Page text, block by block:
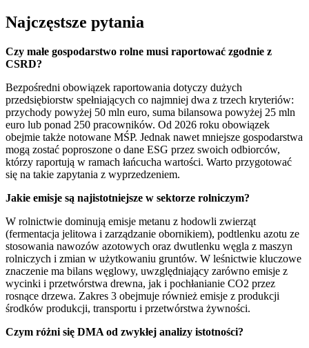
Najczęstsze pytania
Czy małe gospodarstwo rolne musi raportować zgodnie z
CSRD?
Bezpośredni obowiązek raportowania dotyczy dużych
przedsiębiorstw spełniających co najmniej dwa z trzech kryteriów:
przychody powyżej 50 mln euro, suma bilansowa powyżej 25 mln
euro lub ponad 250 pracowników. Od 2026 roku obowiązek
obejmie także notowane MŚP. Jednak nawet mniejsze gospodarstwa
mogą zostać poproszone o dane ESG przez swoich odbiorców,
którzy raportują w ramach łańcucha wartości. Warto przygotować
się na takie zapytania z wyprzedzeniem.
Jakie emisje są najistotniejsze w sektorze rolniczym?
W rolnictwie dominują emisje metanu z hodowli zwierząt
(fermentacja jelitowa i zarządzanie obornikiem), podtlenku azotu ze
stosowania nawozów azotowych oraz dwutlenku węgla z maszyn
rolniczych i zmian w użytkowaniu gruntów. W leśnictwie kluczowe
znaczenie ma bilans węglowy, uwzględniający zarówno emisje z
wycinki i przetwórstwa drewna, jak i pochłanianie CO2 przez
rosnące drzewa. Zakres 3 obejmuje również emisje z produkcji
środków produkcji, transportu i przetwórstwa żywności.
Czym różni się DMA od zwykłej analizy istotności?